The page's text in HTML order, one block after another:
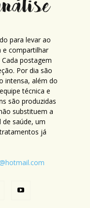
para levar ao
e compartilhar
postagem
Por dia são
intensa, além do
técnica e
são produzidas
substituem a
saúde, um
já